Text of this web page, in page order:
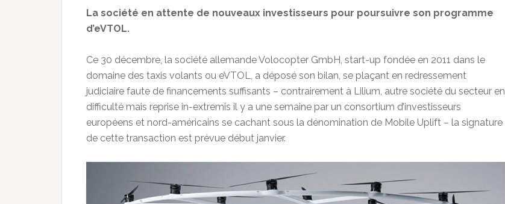
La société en attente de nouveaux investisseurs pour poursuivre son programme
d’eVTOL.
Ce 30 décembre, la société allemande Volocopter GmbH, start-up fondée en 2011 dans le
domaine des taxis volants ou eVTOL, a déposé son bilan, se plaçant en redressement
judiciaire faute de financements suffisants – contrairement à Lilium, autre société du secteur en
difficulté mais reprise in-extremis il y a une semaine par un consortium d’investisseurs
européens et nord-américains se cachant sous la dénomination de Mobile Uplift – la signature
de cette transaction est prévue début janvier.